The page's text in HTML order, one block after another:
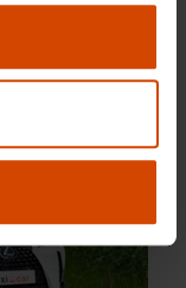
y duradera.